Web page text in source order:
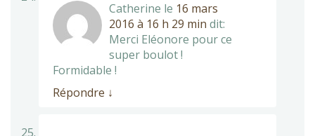
Catherine le 16 mars
2016 à 16 h 29 min dit:
Merci Eléonore pour ce
super boulot !
Formidable !
Répondre ↓